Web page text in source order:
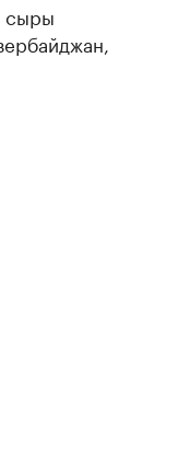
сыры